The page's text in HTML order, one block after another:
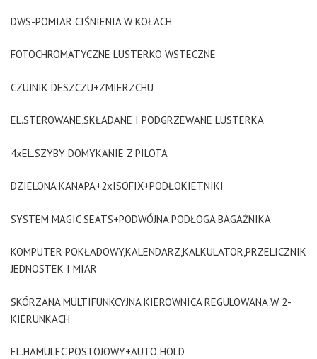
DWS-POMIAR CIŚNIENIA W KOŁACH
FOTOCHROMATYCZNE LUSTERKO WSTECZNE
CZUJNIK DESZCZU+ZMIERZCHU
EL.STEROWANE,SKŁADANE I PODGRZEWANE LUSTERKA
4xEL.SZYBY DOMYKANIE Z PILOTA
DZIELONA KANAPA+2xISOFIX+PODŁOKIETNIKI
SYSTEM MAGIC SEATS+PODWÓJNA PODŁOGA BAGAŻNIKA
KOMPUTER POKŁADOWY,KALENDARZ,KALKULATOR,PRZELICZNIK
JEDNOSTEK I MIAR
SKÓRZANA MULTIFUNKCYJNA KIEROWNICA REGULOWANA W 2-
KIERUNKACH
EL.HAMULEC POSTOJOWY+AUTO HOLD